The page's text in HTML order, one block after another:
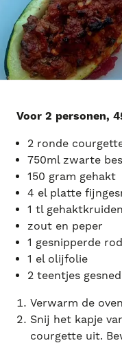
Voor 2 personen,
2 ronde
750ml zwarte
150 gram gehakt
4 el platte
1 tl gehaktkruiden
zout en peper
1 gesnipperde
1 el olijfolie
2 teentjes
Verwarm de
Snij het kapje
courgette uit.